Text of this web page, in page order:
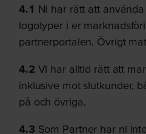
4.1 Ni har rätt att
logotyper i er
partnerportalen. Övrigt
4.2 Vi har alltid rätt att
inklusive mot slutkunder,
på och övriga.
4.3 Som Partner har ni